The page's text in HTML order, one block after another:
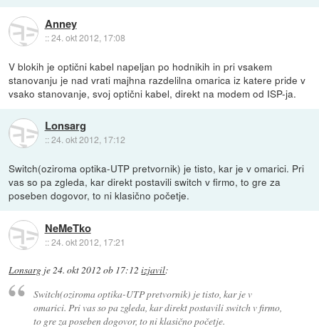
Anney
::24. okt 2012, 17:08
V blokih je optični kabel napeljan po hodnikih in pri vsakem
stanovanju je nad vrati majhna razdelilna omarica iz katere pride v
vsako stanovanje, svoj optični kabel, direkt na modem od ISP-ja.
Lonsarg
::24. okt 2012, 17:12
Switch(oziroma optika-UTP pretvornik) je tisto, kar je v omarici. Pri
vas so pa zgleda, kar direkt postavili switch v firmo, to gre za
poseben dogovor, to ni klasično početje.
NeMeTko
::24. okt 2012, 17:21
Lonsarg je24. okt 2012 ob 17:12 izjavil:
Switch(oziroma optika-UTP pretvornik) je tisto, kar je v
omarici. Pri vas so pa zgleda, kar direkt postavili switch v firmo,
to gre za poseben dogovor, to ni klasično početje.